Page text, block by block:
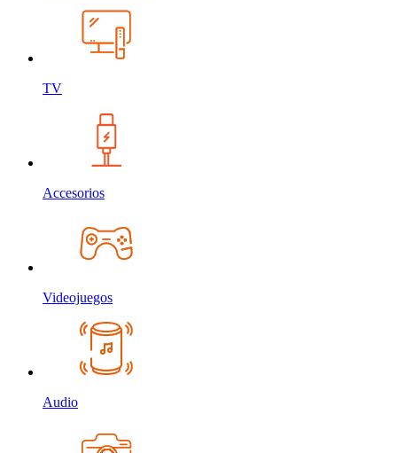
TV
Accesorios
Videojuegos
Audio